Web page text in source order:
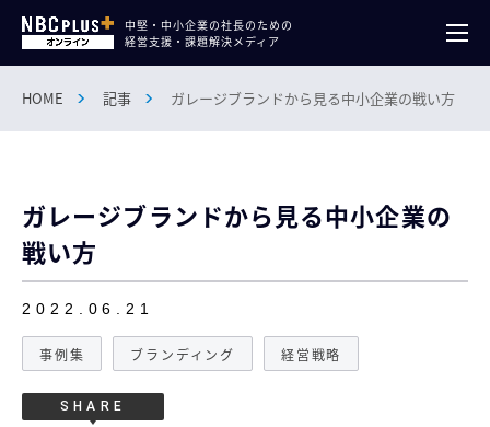
中堅・中小企業の社長のための
経営支援・課題解決メディア
HOME 記事 ガレージブランドから見る中小企業の戦い方
ガレージブランドから見る中小企業の
戦い方
2022.06.21
事例集 ブランディング 経営戦略
SHARE